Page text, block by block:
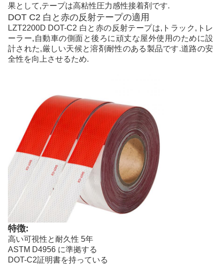
果として,テープは高粘性圧力感性接着剤です.
DOT C2 白と赤の反射テープの適用
LZT2200D DOT-C2 白と赤の反射テープは,トラック,トレ
ーラー,自動車の側面と後ろに頑丈な屋外使用のために設
計された,厳しい天候と溶剤耐性のある製品です.道路の安
全性を向上させるため.
特徴:
高い可視性と耐久性 5年
ASTM D4956 に準拠する
DOT-C2証明書を持っている